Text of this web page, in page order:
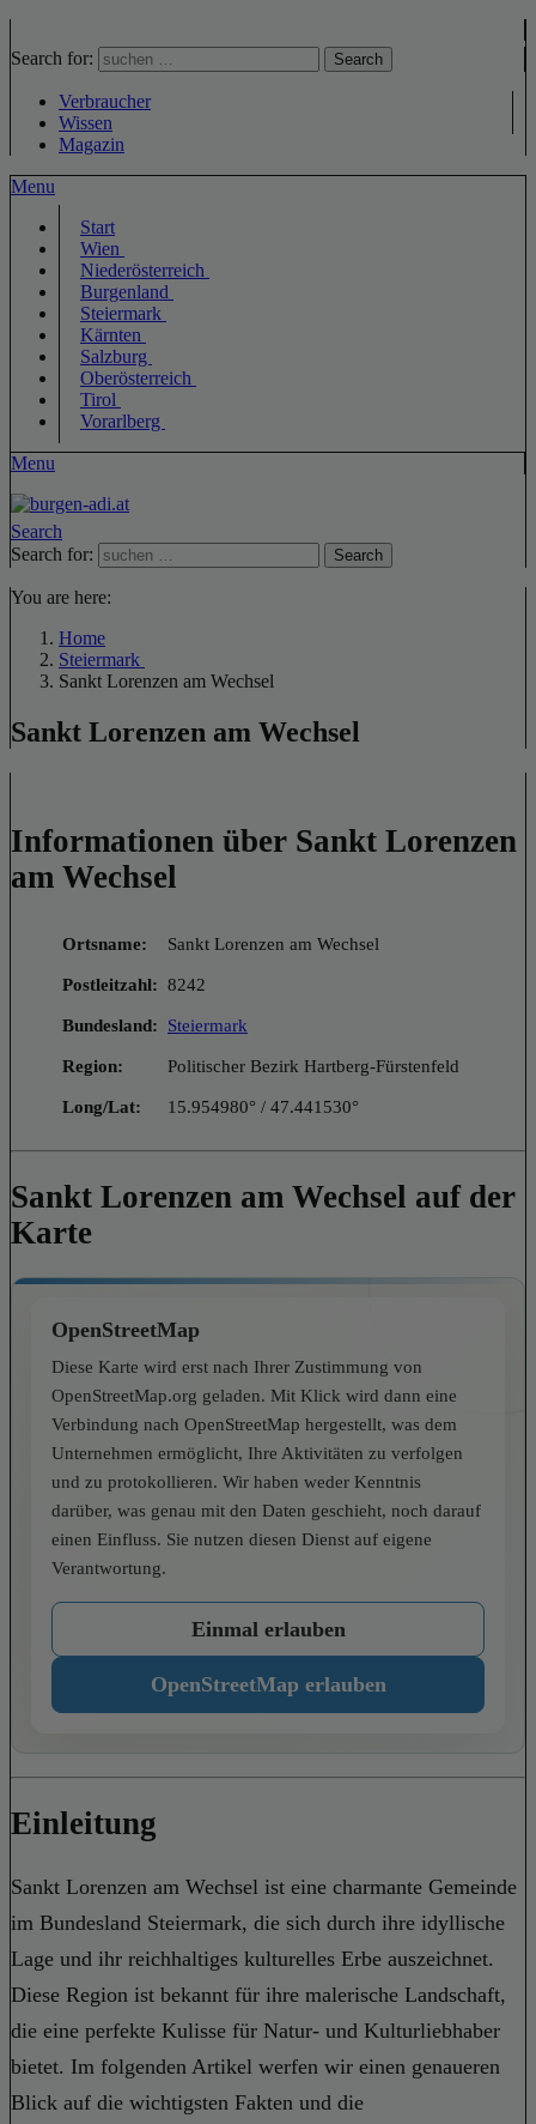
Search for: Search
Verbraucher
Wissen
Magazin
Menu
Start
Wien
Niederösterreich
Burgenland
Steiermark
Kärnten
Salzburg
Oberösterreich
Tirol
Vorarlberg
Menu
Search
Search for:
Search
You are here:
Home
Steiermark
Sankt Lorenzen am Wechsel
Sankt Lorenzen am Wechsel
Informationen über Sankt Lorenzen
am Wechsel
Ortsname: Sankt Lorenzen am Wechsel
Postleitzahl: 8242
Bundesland: Steiermark
Region: Politischer Bezirk Hartberg-Fürstenfeld
Long/Lat: 15.954980° / 47.441530°
Sankt Lorenzen am Wechsel auf der
Karte
OpenStreetMap
Diese Karte wird erst nach Ihrer Zustimmung von
OpenStreetMap.org geladen. Mit Klick wird dann eine
Verbindung nach OpenStreetMap hergestellt, was dem
Unternehmen ermöglicht, Ihre Aktivitäten zu verfolgen
und zu protokollieren. Wir haben weder Kenntnis
darüber, was genau mit den Daten geschieht, noch darauf
einen Einfluss. Sie nutzen diesen Dienst auf eigene
Verantwortung.
Einmal erlauben
OpenStreetMap erlauben
Einleitung
Sankt Lorenzen am Wechsel ist eine charmante Gemeinde
im Bundesland Steiermark, die sich durch ihre idyllische
Lage und ihr reichhaltiges kulturelles Erbe auszeichnet.
Diese Region ist bekannt für ihre malerische Landschaft,
die eine perfekte Kulisse für Natur- und Kulturliebhaber
bietet. Im folgenden Artikel werfen wir einen genaueren
Blick auf die wichtigsten Fakten und die